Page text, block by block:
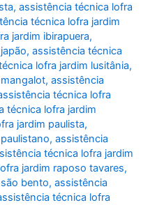
,assistência técnica lofra
técnica lofra jardim
jardim ibirapuera,
,assistência técnica
lofra jardim lusitânia,
,assistência
técnica lofra
técnica lofra jardim
jardim paulista,
,assistência
técnica lofra jardim
jardim raposo tavares,
bento,assistência
técnica lofra